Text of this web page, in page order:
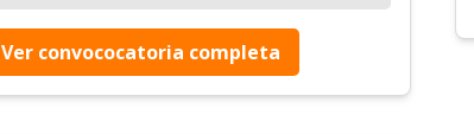
Ver convococatoria completa